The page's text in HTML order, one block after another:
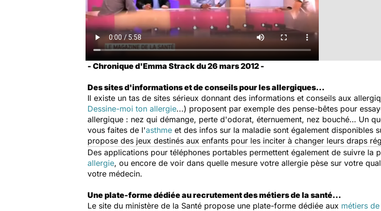
- Chronique d'Emma Strack du 26 mars 2012 -
Des sites d'informations et de conseils pour les allergiques...
Il existe un tas de sites sérieux donnant des informations et conseils aux
Dessine-moi ton allergie...) proposent par exemple des pense-bêtes pour
allergique : nez qui démange, perte d'odorat, éternuement, nez bouché… Un
vous faites de l'asthme et des infos sur la maladie sont également disponibles
propose des jeux destinés aux enfants pour les inciter à changer leurs draps
Des applications pour téléphones portables permettent également de suivre
allergie, ou encore de voir dans quelle mesure votre allergie pèse sur votre
votre médecin.
Une plate-forme dédiée au recrutement des métiers de la santé...
Le site du ministère de la Santé propose une plate-forme dédiée aux métiers